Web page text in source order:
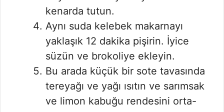
kenarda tutun.
Aynı suda kelebek makarnayı
yaklaşık 12 dakika pişirin. İyice
süzün ve brokoliye ekleyin.
Bu arada küçük bir sote tavasında
tereyağı ve yağı ısıtın ve sarımsak
ve limon kabuğu rendesini orta-